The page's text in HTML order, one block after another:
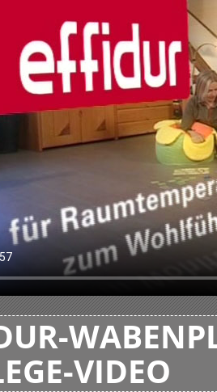
VIDEO